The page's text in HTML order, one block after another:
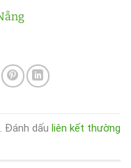
. Đánh dấu liên kết thường